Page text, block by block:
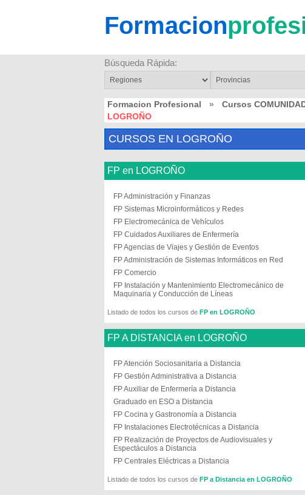
Formacion
Búsqueda Rápida:
Formacion Profesional » Cursos
LOGROÑO
CURSOS EN LOGROÑO
FP en LOGROÑO
FP Administración y Finanzas
FP Sistemas Microinformáticos y Redes
FP Electromecánica de Vehículos
FP Cuidados Auxiliares de Enfermería
FP Agencias de Viajes y Gestión de Eventos
FP Administración de Sistemas Informáticos en Red
FP Comercio
FP Instalación y Mantenimiento Electromecánico de
Maquinaria y Conducción de Líneas
Listado de todos los cursos de FP en LOGROÑO
FP A DISTANCIA en LOGROÑO
FP Atención Sociosanitaria a Distancia
FP Gestión Administrativa a Distancia
FP Auxiliar de Enfermería a Distancia
Graduado en ESO a Distancia
FP Cocina y Gastronomía a Distancia
FP Instalaciones Electrotécnicas a Distancia
FP Realización de Proyectos de Audiovisuales y
Espectáculos a Distancia
FP Centrales Eléctricas a Distancia
Listado de todos los cursos de FP a Distancia en LOGROÑO